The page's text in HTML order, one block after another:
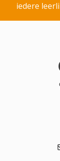
iedere